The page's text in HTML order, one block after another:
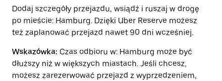
Dodaj szczegóły przejazdu, wsiądź i ruszaj w drogę
po mieście: Hamburg. Dzięki Uber Reserve możesz
też zaplanować przejazd nawet 90 dni wcześniej.
Wskazówka: Czas odbioru w: Hamburg może być
dłuższy niż w większych miastach. Jeśli chcesz,
możesz zarezerwować przejazd z wyprzedzeniem,